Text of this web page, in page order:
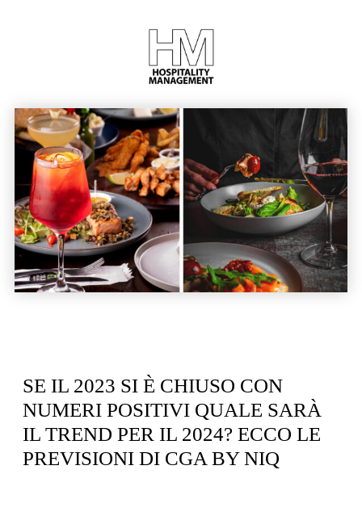
SE IL 2023 SI È CHIUSO CON
NUMERI POSITIVI QUALE SARÀ
IL TREND PER IL 2024? ECCO LE
PREVISIONI DI CGA BY NIQ